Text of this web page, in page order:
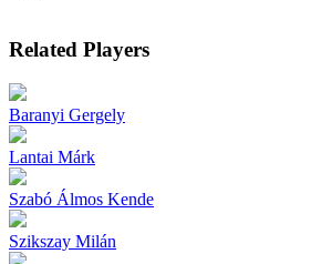
Related Players
Baranyi Gergely
Lantai Márk
Szabó Álmos Kende
Szikszay Milán